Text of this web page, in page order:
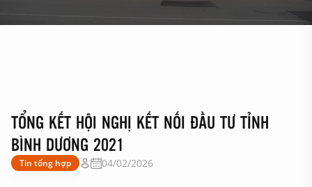
TỔNG KẾT HỘI NGHỊ KẾT NỐI ĐẦU TƯ TỈNH
BÌNH DƯƠNG 2021
Tin tổng hợp 04/02/2026